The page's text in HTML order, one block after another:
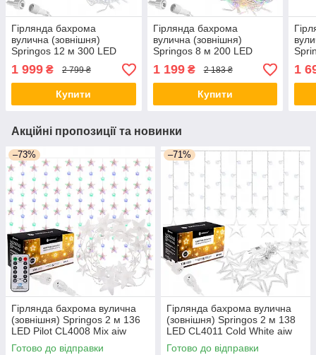
Гірлянда бахрома
вулична (зовнішня)
Springos 12 м 300 LED
CL300 Cold White orig1639
1 999 ₴ 2 799 ₴
Купити
Гірлянда бахрома
вулична (зовнішня)
Springos 8 м 200 LED
CL0203 Mix orig701
1 199₴ 2 183 ₴
Купити
1
Акційні пропозиції та новинки
–73%
Гірлянда бахрома вулична
(зовнішня) Springos 2 м 136
LED Pilot CL4008 Mix aiw
якість
Готово до відправки
–71%
Гірлянда бахрома вулична
(зовнішня) Springos 2 м 138
LED CL4011 Cold White aiw
якість
Готово до відправки